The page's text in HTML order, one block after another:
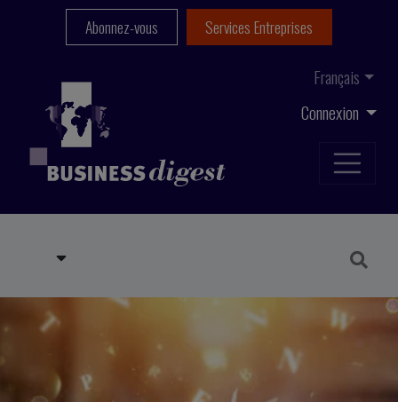
Connexion
Français
Abonnez-vous Services Entreprises